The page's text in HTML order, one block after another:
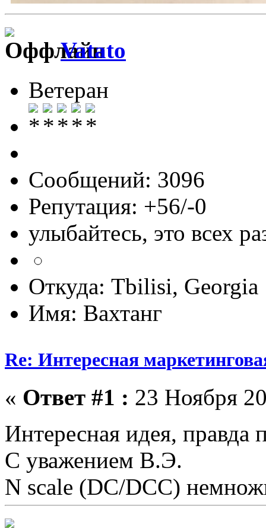
Vatato
Ветеран
Сообщений: 3096
Репутация: +56/-0
улыбайтесь, это всех
Откуда: Tbilisi, Georgia
Имя: Вахтанг
Re: Интересная
« Ответ #1 : 23 Ноября
Интересная идея, правда
С уважением В.Э.
N scale (DC/DCC)